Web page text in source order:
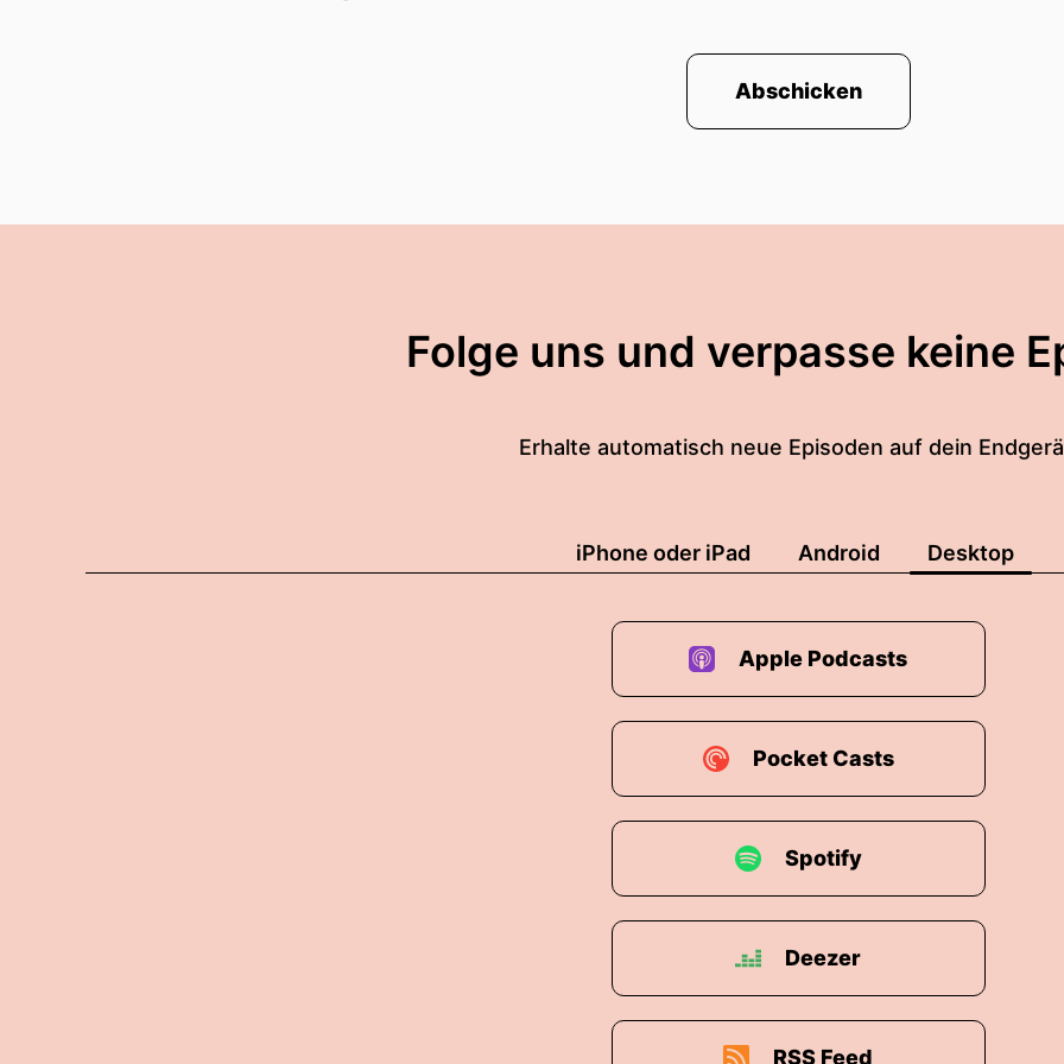
Abschicken
Folge uns und verpasse keine
Erhalte automatisch neue Episoden auf dein
iPhone oder iPad Android Desktop
Apple Podcasts
Pocket Casts
Spotify
Deezer
RSS Feed